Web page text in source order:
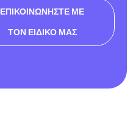
ΕΠΙΚΟΙΝΩΝΉΣΤΕ ΜΕ
ΤΟΝ ΕΙΔΙΚΌ ΜΑΣ